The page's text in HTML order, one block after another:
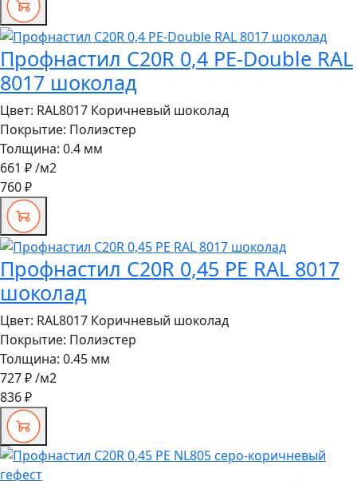
Профнастил C20R 0,4 PE-Double RAL
8017 шоколад
Цвет: RAL8017 Коричневый шоколад
Покрытие: Полиэстер
Толщина: 0.4 мм
661 ₽/м2
760 ₽
Профнастил C20R 0,45 PE RAL 8017
шоколад
Цвет: RAL8017 Коричневый шоколад
Покрытие: Полиэстер
Толщина: 0.45 мм
727 ₽/м2
836 ₽